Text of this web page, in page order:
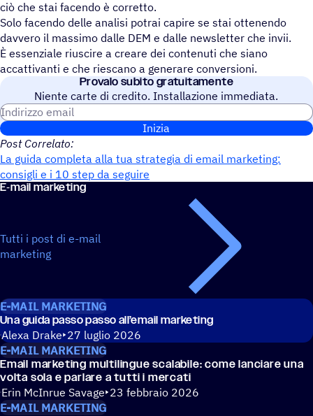
ciò che stai facendo è corretto.
Solo facendo delle analisi potrai capire se stai ottenendo
davvero il massimo dalle DEM e dalle newsletter che invii.
È essenziale riuscire a creare dei contenuti che siano
accattivanti e che riescano a generare conversioni.
Provalo subito gratuitamente
Niente carte di credito. Installazione immediata.
Inizia
Post Correlato:
La guida completa alla tua strategia di email marketing:
consigli e i 10 step da seguire
E‑mail marke­ting
Tutti i post di e-mail
marketing
E-MAIL MARKETING
Una guida passo passo all’email marketing
Alexa Drake 27 luglio 2026
E-MAIL MARKETING
Email marke­ting multi­lin­gue scala­bile: come lanciare una
volta sola e parlare a tutti i mercati
Erin McInrue Savage 23 febbraio 2026
E-MAIL MARKETING